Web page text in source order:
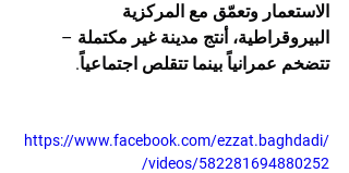
الاستعمار وتعمّق مع المركزية
البيروقراطية، أنتج مدينة غير مكتملة –
تتضخم عمرانياً بينما تتقلص اجتماعياً.
https://www.facebook.com/ezzat.baghdadi/
videos/582281694880252/